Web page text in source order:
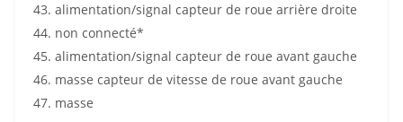
alimentation/signal capteur de roue arrière droite
non connecté*
alimentation/signal capteur de roue avant gauche
masse capteur de vitesse de roue avant gauche
masse